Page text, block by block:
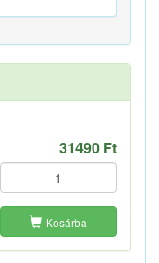
31490 Ft
Kosárba